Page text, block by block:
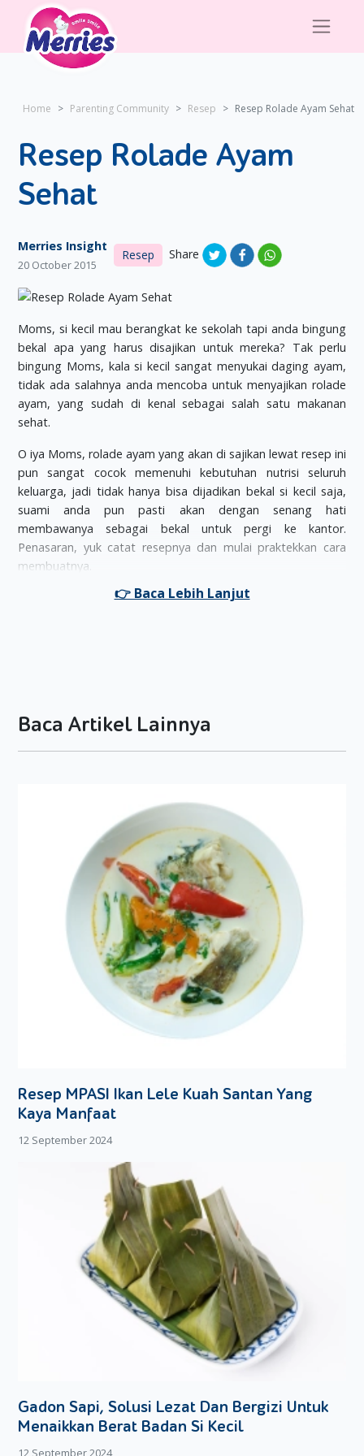
Home Parenting Community Resep Resep Rolade Ayam Sehat
Resep Rolade Ayam
Sehat
Merries Insight
20 October 2015
Resep Share
Moms, si kecil mau berangkat ke sekolah tapi anda bingung
bekal apa yang harus disajikan untuk mereka? Tak perlu
bingung Moms, kala si kecil sangat menyukai daging ayam,
tidak ada salahnya anda mencoba untuk menyajikan rolade
ayam, yang sudah di kenal sebagai salah satu makanan
sehat.
O iya Moms, rolade ayam yang akan di sajikan lewat resep ini
pun sangat cocok memenuhi kebutuhan nutrisi seluruh
keluarga, jadi tidak hanya bisa dijadikan bekal si kecil saja,
suami anda pun pasti akan dengan senang hati
membawanya sebagai bekal untuk pergi ke kantor.
Penasaran, yuk catat resepnya dan mulai praktekkan cara
membuatnya.
1 buah wortel, di potong-potong berbentuk dadu kecil
Tumis bawang putih hingga harum, kemudian
masukkan daging ayam cincang, daun bawang dan
Tumis semua bahan hingga matang. Masukkan ke
dalam wadah terpisah.
Kocok telur, masukkan sedikit garam, tepung terigu dan
air secukupnya. Kocok sampai adonan
Siapkan wajan anti lengket, dadar adonan telur dalam
bentuk tipis, kemudian jadikan beberapa bagian, dan
Dalam wadah lainnya, tahu yang sebelumnya sudah
Ambil telur dadar dan isi dengan adonan tahu tersebut.
Gulung-gulung dan bungkus adonan dengan daun
pisang.
Setelah terbungkus, anda bisa mengukus adonan
selama kurang lebih 10-15 menit. Angkat dan biarkan
Telah dingin, potong-potong adonan, dan goreng
sebentar hingga adonan berwarna
Kalau ingin lebih sehat, rolade tadi sebenarnya tidak perlu
digoreng lagi, anda bisa langsung menyajikannya, dengan
catatan semua bahan, terutama ayam cincang sudah benar-
benar matang. Tapi kalau anda lebih suka hidangan kering,
anda bisa menggorengnya sesuai selera.
Bagaimana Moms, mudah kan cara membuatnya?
Baca Artikel Lainnya
Resep MPASI Ikan Lele Kuah Santan Yang
Kaya Manfaat
12 September 2024
Gadon Sapi, Solusi Lezat Dan Bergizi Untuk
Menaikkan Berat Badan Si Kecil